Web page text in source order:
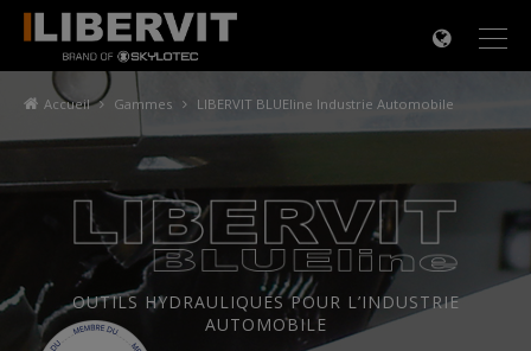
OUTILS HYDRAULIQUES POUR L’INDUSTRIE
AUTOMOBILE
Accueil Gammes LIBERVIT BLUEline Industrie Automobile